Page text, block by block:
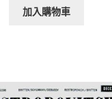
加入購物車